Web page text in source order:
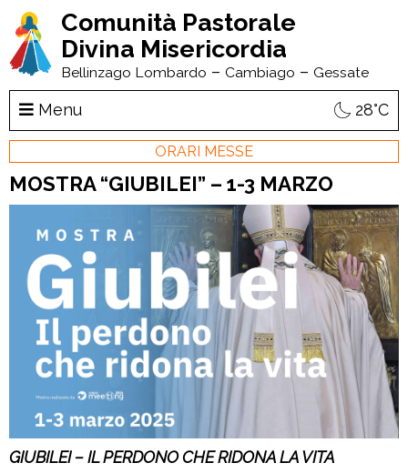
Comunità Pastorale
Divina Misericordia
Bellinzago Lombardo – Cambiago – Gessate
Menu 28°C
ORARI MESSE
MOSTRA “GIUBILEI” – 1-3 MARZO
GIUBILEI – IL PERDONO CHE RIDONA LA VITA